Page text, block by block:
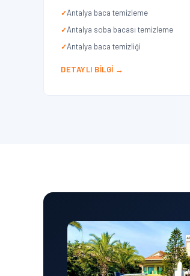
Antalya baca temizleme
Antalya soba bacası temizleme
Antalya baca temizliği
DETAYLI BILGI →